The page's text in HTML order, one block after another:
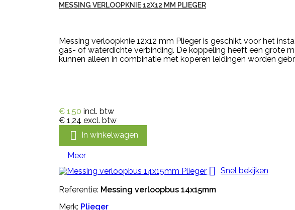
MESSING VERLOOPKNIE 12X12 MM PLIEGER
Messing verloopknie 12x12 mm Plieger is geschikt voor het
gas- of waterdichte verbinding. De koppeling heeft een grote
kunnen alleen in combinatie met koperen leidingen worden
€ 1,50 incl. btw
€ 1,24 excl. btw
 In winkelwagen
Meer
 Snel bekijken
Referentie: Messing verloopbus 14x15mm
Merk: Plieger